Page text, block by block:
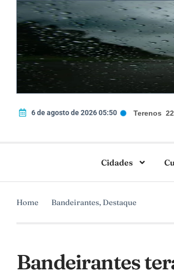
6 de agosto de 2026 05:50 Terenos
Cidades
Home Bandeirantes, Destaque
Bandeirantes